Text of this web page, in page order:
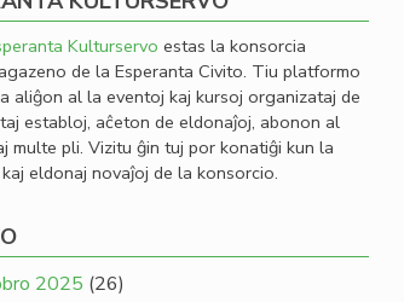
Kulturservo estas la konsorcia
de la Esperanta Civito. Tiu platformo
aliĝon al la eventoj kaj kursoj organizataj de
establoj, aĉeton de eldonaĵoj, abonon al
multe pli. Vizitu ĝin tuj por konatiĝi kun la
eldonaj novaĵoj de la konsorcio.
2025 (26)